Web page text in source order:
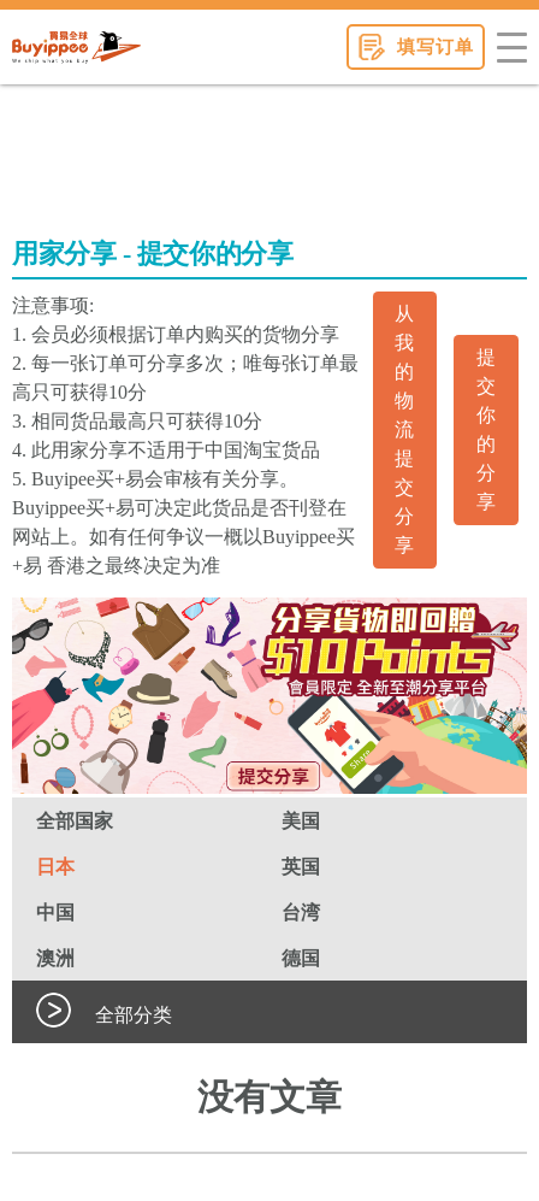
填写订单
用家分享 - 提交你的分享
注意事项:
1. 会员必须根据订单内购买的货物分享
2. 每一张订单可分享多次；唯每张订单最
高只可获得10分
3. 相同货品最高只可获得10分
4. 此用家分享不适用于中国淘宝货品
5. Buyipee买+易会审核有关分享。
Buyippee买+易可决定此货品是否刊登在
网站上。如有任何争议一概以Buyippee买
+易 香港之最终决定为准
从
我
的
物
流
提
交
分
享
提
交
你
的
分
享
全部国家 美国
日本 英国
中国 台湾
澳洲 德国
全部分类
没有文章